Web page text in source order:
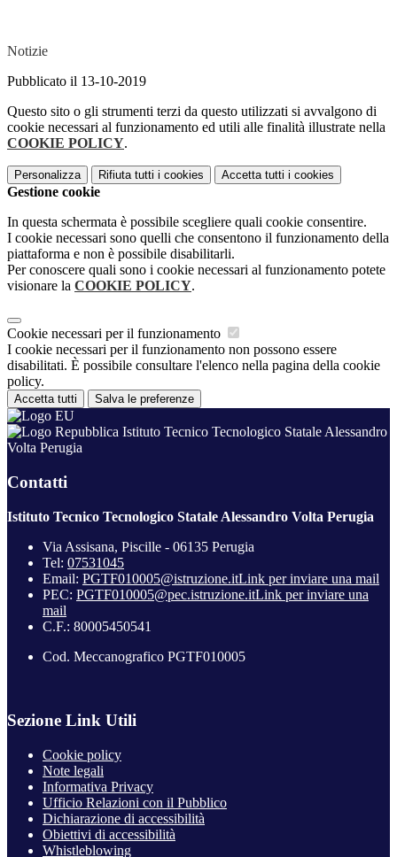
Notizie
Pubblicato il 13-10-2019
Questo sito o gli strumenti terzi da questo utilizzati si avvalgono di
cookie necessari al funzionamento ed utili alle finalità illustrate nella
COOKIE POLICY.
Personalizza Rifiuta tutti i cookies Accetta tutti i cookies
Gestione cookie
In questa schermata è possibile scegliere quali cookie consentire.
I cookie necessari sono quelli che consentono il funzionamento della
piattaforma e non è possibile disabilitarli.
Per conoscere quali sono i cookie necessari al funzionamento potete
visionare la COOKIE POLICY.
Cookie necessari per il funzionamento
I cookie necessari per il funzionamento non possono essere
disabilitati. È possibile consultare l'elenco nella pagina della cookie
policy.
Accetta tutti Salva le preferenze
Istituto Tecnico Tecnologico Statale Alessandro
Volta Perugia
Contatti
Istituto Tecnico Tecnologico Statale Alessandro Volta Perugia
Via Assisana, Piscille - 06135 Perugia
Tel: 07531045
Email: PGTF010005@istruzione.itLink per inviare una mail
PEC: PGTF010005@pec.istruzione.itLink per inviare una
mail
C.F.: 80005450541
Cod. Meccanografico PGTF010005
Sezione Link Utili
Cookie policy
Note legali
Informativa Privacy
Ufficio Relazioni con il Pubblico
Dichiarazione di accessibilità
Obiettivi di accessibilità
Whistleblowing